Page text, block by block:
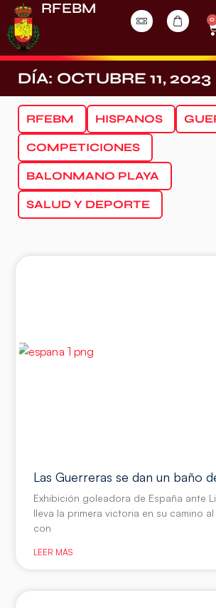
RFEBM
0
DÍA: OCTUBRE 11, 2023
RFEBM HISPANOS
COMPETICIONES
BALONMANO PLAYA
SALUD Y DEPORTE
Las Guerreras se dan un baño
Exhibición goleadora de España ante
lleva la primera victoria en su camino al
con
LEER MÁS